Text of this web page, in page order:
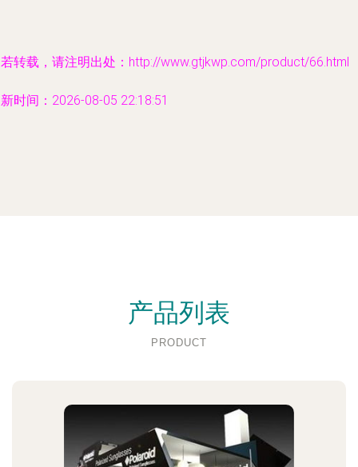
转载，请注明出处：http://www.gtjkwp.com/product/66.html
时间：2026-08-05 22:18:51
产品列表
PRODUCT